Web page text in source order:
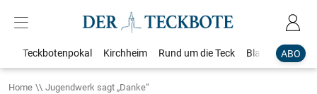
ABO
Teckbotenpokal Kirchheim Rund um die Teck Blaulicht
Home Jugendwerk sagt „Danke“